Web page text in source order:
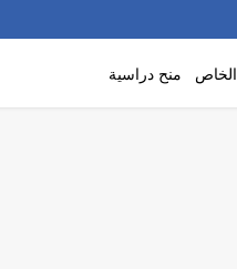
منح دراسية